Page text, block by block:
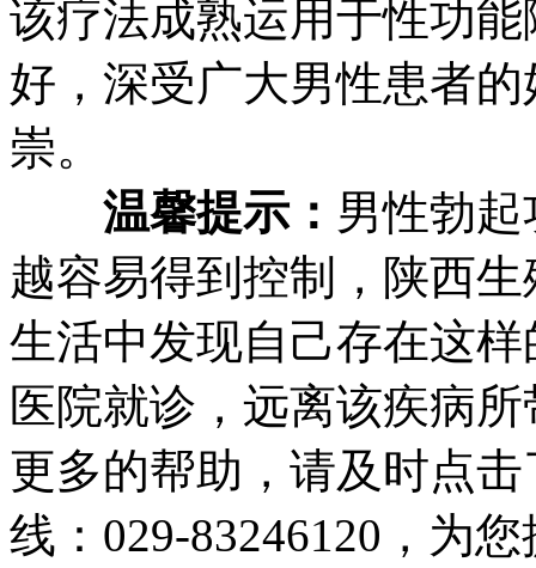
该疗法成熟运用于性功
好，深受广大男性患者
崇。
温馨提示： 男性勃
越容易得到控制，陕西
生活中发现自己存在这
医院就诊，远离该疾病
更多的帮助，请及时点击
线：029-83246120，为